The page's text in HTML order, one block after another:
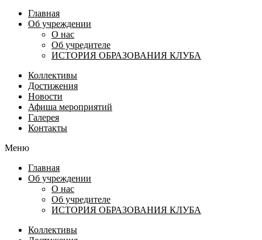
Главная
Об учреждении
О нас
Об учредителе
ИСТОРИЯ ОБРАЗОВАНИЯ КЛУБА
Коллективы
Достижения
Новости
Афиша мероприятий
Галерея
Контакты
Меню
Главная
Об учреждении
О нас
Об учредителе
ИСТОРИЯ ОБРАЗОВАНИЯ КЛУБА
Коллективы